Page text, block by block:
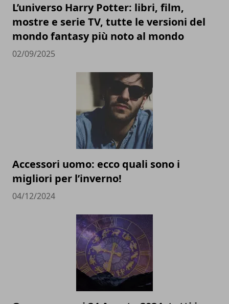
L’universo Harry Potter: libri, film,
mostre e serie TV, tutte le versioni del
mondo fantasy più noto al mondo
02/09/2025
Accessori uomo: ecco quali sono i
migliori per l’inverno!
04/12/2024